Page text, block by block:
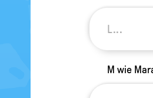
M wie